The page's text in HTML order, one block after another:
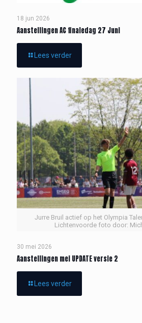
18 jun 2026
Aanstellingen AC finaledag 27 Juni
Lees verder
Jurre Bruil actief op het Olympia
Lichtenvoorde foto door:
30 mei 2026
Aanstellingen mei UPDATE versie 2
Lees verder